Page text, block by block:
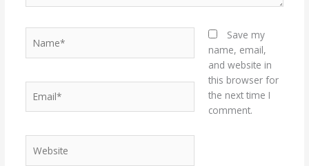
Save my
name, email,
and website in
this browser for
the next time I
comment.